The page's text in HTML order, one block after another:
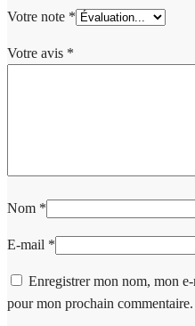
Votre note *
Votre avis *
Nom *
E-mail *
Enregistrer mon nom, mon
pour mon prochain commentaire.